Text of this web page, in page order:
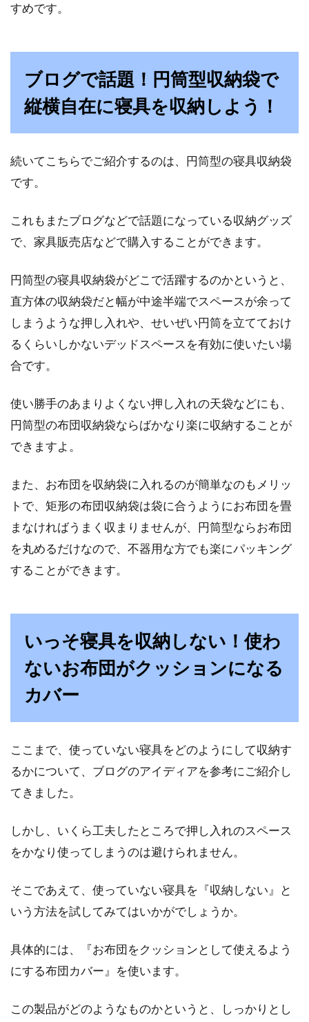
すめです。
ブログで話題！円筒型収納袋で
縦横自在に寝具を収納しよう！
続いてこちらでご紹介するのは、円筒型の寝具収納袋
です。
これもまたブログなどで話題になっている収納グッズ
で、家具販売店などで購入することができます。
円筒型の寝具収納袋がどこで活躍するのかというと、
直方体の収納袋だと幅が中途半端でスペースが余って
しまうような押し入れや、せいぜい円筒を立てておけ
るくらいしかないデッドスペースを有効に使いたい場
合です。
使い勝手のあまりよくない押し入れの天袋などにも、
円筒型の布団収納袋ならばかなり楽に収納することが
できますよ。
また、お布団を収納袋に入れるのが簡単なのもメリッ
トで、矩形の布団収納袋は袋に合うようにお布団を畳
まなければうまく収まりませんが、円筒型ならお布団
を丸めるだけなので、不器用な方でも楽にパッキング
することができます。
いっそ寝具を収納しない！使わ
ないお布団がクッションになる
カバー
ここまで、使っていない寝具をどのようにして収納す
るかについて、ブログのアイディアを参考にご紹介し
てきました。
しかし、いくら工夫したところで押し入れのスペース
をかなり使ってしまうのは避けられません。
そこであえて、使っていない寝具を『収納しない』と
いう方法を試してみてはいかがでしょうか。
具体的には、『お布団をクッションとして使えるよう
にする布団カバー』を使います。
この製品がどのようなものかというと、しっかりとし